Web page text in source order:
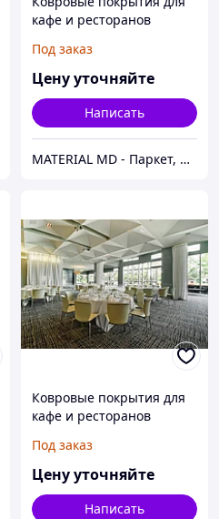
кафе и ресторанов
Под заказ
Цену уточняйте
Написать
MATERIAL MD - Паркет, Напольные покрытия, Подвесные потолки, Фасады, Parchet, Parket, Linoleum
Ковровые покрытия для
кафе и ресторанов
Под заказ
Цену уточняйте
Написать